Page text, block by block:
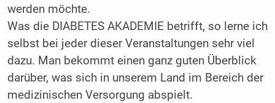
werden ­möchte.
Was die DIABETES AKADEMIE betrifft, so lerne ich
selbst bei jeder dieser ­Veranstaltungen sehr viel
dazu. Man ­bekommt einen ganz guten Überblick
darüber, was sich in unserem Land im Bereich der
medizinischen Versorgung abspielt.